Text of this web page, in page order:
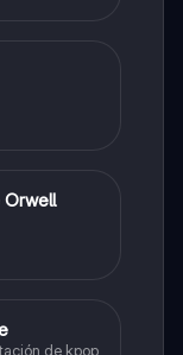
Orwell
de kpop